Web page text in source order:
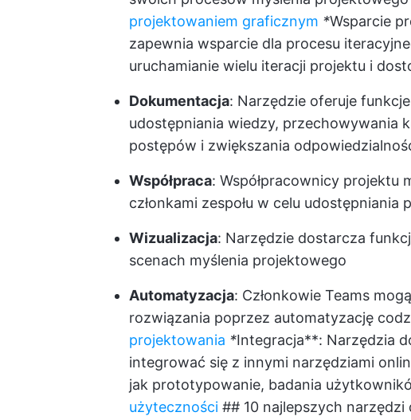
projektowaniem graficznym *Wsparcie
zapewnia wsparcie dla procesu
uruchamianie wielu iteracji projektu i
Dokumentacja: Narzędzie oferuje
udostępniania wiedzy, przechowywania
postępów i zwiększania
Współpraca: Współpracownicy projektu
członkami zespołu w celu
Wizualizacja: Narzędzie dostarcza
scenach myślenia projektowego
Automatyzacja: Członkowie Teams
rozwiązania poprzez automatyzację
projektowania *Integracja**: Narzędzia
integrować się z innymi narzędziami
jak prototypowanie, badania
użyteczności ## 10 najlepszych